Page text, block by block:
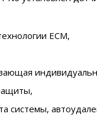
ECM,
системы,